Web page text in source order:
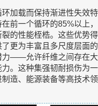
加载而保持渐进性失效特
前一个循环的85%以上，
的性能桎梏。这些优势得
更为丰富且多尺度层面的
力——允许纤维之间存在大
。这种集强韧耐损伤为一
造、能源装备等高技术领